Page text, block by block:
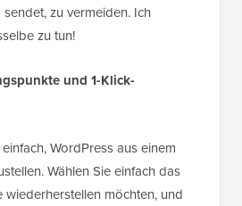
zu vermeiden. Ich
zu tun!
und 1-Klick-
WordPress aus einem
Wählen Sie einfach das
wiederherstellen möchten, und